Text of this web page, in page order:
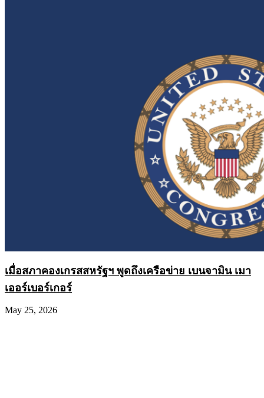
เมื่อสภาคองเกรสสหรัฐฯ พูดถึงเครือข่าย เบนจามิน เมา
เออร์เบอร์เกอร์
May 25, 2026